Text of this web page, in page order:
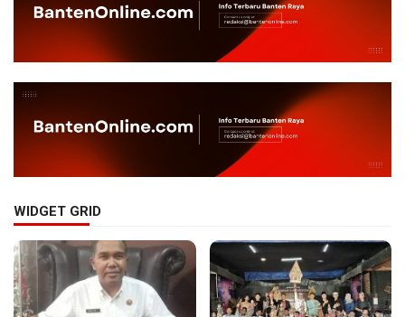
WIDGET GRID